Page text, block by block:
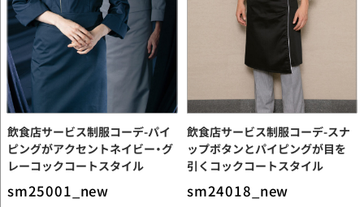
飲食店サービス制服コーデ-パイ
ピングがアクセントネイビー・グ
レーコックコートスタイル
sm25001_new
飲食店サービス制服コーデ-スナ
ップボタンとパイピングが目を
引くコックコートスタイル
sm24018_new